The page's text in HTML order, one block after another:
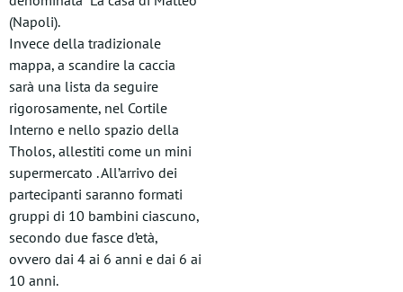
(Napoli).
Invece della tradizionale
mappa, a scandire la caccia
sarà una lista da seguire
rigorosamente, nel Cortile
Interno e nello spazio della
Tholos, allestiti come un mini
supermercato . All’arrivo dei
partecipanti saranno formati
gruppi di 10 bambini ciascuno,
secondo due fasce d’età,
ovvero dai 4 ai 6 anni e dai 6 ai
10 anni.